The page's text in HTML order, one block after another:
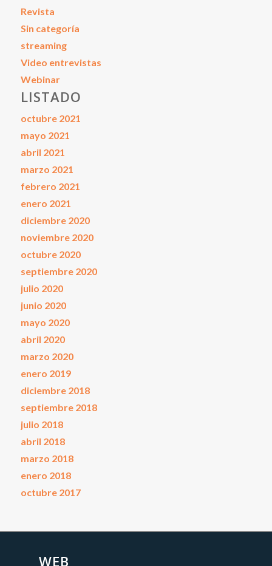
Revista
Sin categoría
streaming
Video entrevistas
Webinar
LISTADO
octubre 2021
mayo 2021
abril 2021
marzo 2021
febrero 2021
enero 2021
diciembre 2020
noviembre 2020
octubre 2020
septiembre 2020
julio 2020
junio 2020
mayo 2020
abril 2020
marzo 2020
enero 2019
diciembre 2018
septiembre 2018
julio 2018
abril 2018
marzo 2018
enero 2018
octubre 2017
WEB